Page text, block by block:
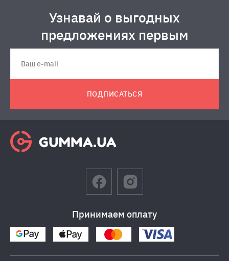
Узнавай о выгодных
предложениях первым
ПОДПИСАТЬСЯ
Принимаем оплату